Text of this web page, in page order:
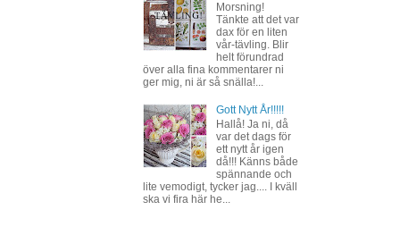
Morsning!
Tänkte att det var
dax för en liten
vår-tävling. Blir
helt förundrad
över alla fina kommentarer ni
ger mig, ni är så snälla!...
Gott Nytt År!!!!!
Hallå! Ja ni, då
var det dags för
ett nytt år igen
då!!! Känns både
spännande och
lite vemodigt, tycker jag.... I kväll
ska vi fira här he...